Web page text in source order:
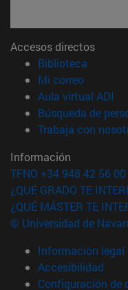
Accesos directos
Biblioteca
Mi correo(abre en
Aula virtual ADI
Búsqueda de
Trabaja con
Información
TFNO +34 948 42 56 00
¿QUÉ GRADO TE
¿QUÉ MÁSTER TE
© Universidad de
Información legal
Accesibilidad
Configuración de